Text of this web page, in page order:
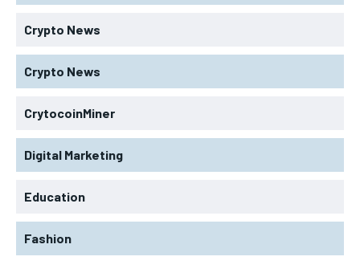
Crypto News
Crypto News
CrytocoinMiner
Digital Marketing
Education
Fashion